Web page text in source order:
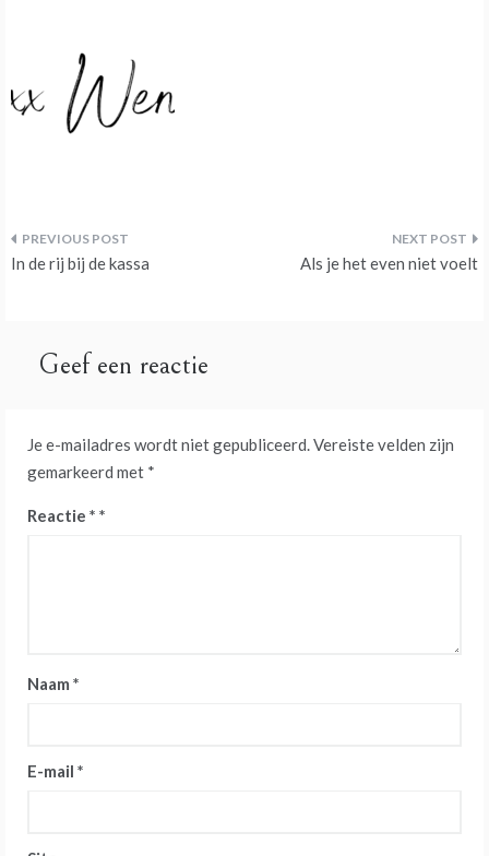
Bericht
In de rij bij de kassa Als je het even niet voelt
Geef een reactie
Je e-mailadres wordt niet gepubliceerd.Vereiste velden zijn
gemarkeerd met *
Reactie *
Naam *
E-mail *